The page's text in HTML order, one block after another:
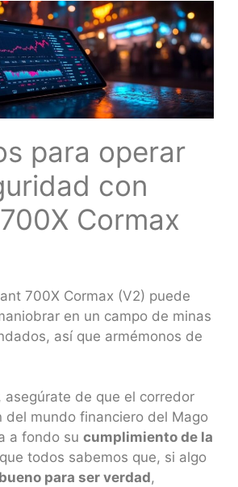
para operar
con
Cormax
700X Cormax (V2) puede
en un campo de minas
así que armémonos de
asegúrate de que el corredor
del mundo financiero del Mago
a fondo su cumplimiento de la
todos sabemos que, si algo
para ser verdad,